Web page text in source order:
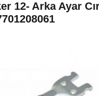
12- Arka Ayar